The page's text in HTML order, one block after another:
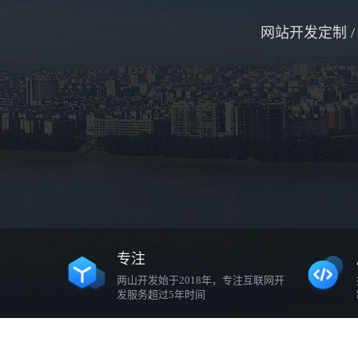
网站开发定制
专注
两山开发始于2018年，专注互联网开
发服务超过5年时间